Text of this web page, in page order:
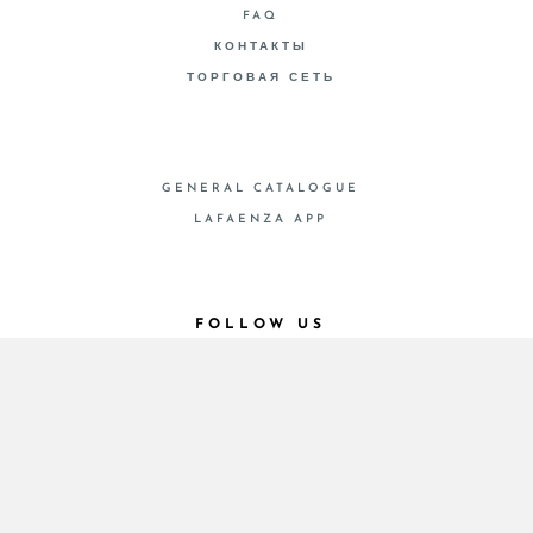
FAQ
КОНТАКТЫ
ТОРГОВАЯ СЕТЬ
GENERAL CATALOGUE
LAFAENZA APP
FOLLOW US